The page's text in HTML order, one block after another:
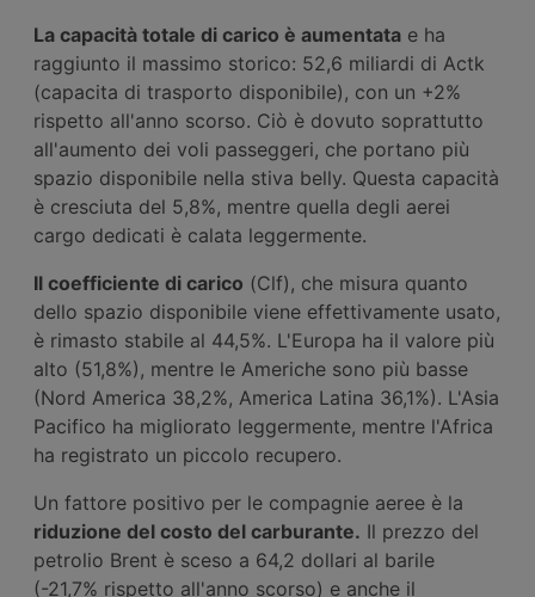
La capacità totale di carico è aumentata e ha
raggiunto il massimo storico: 52,6 miliardi di Actk
(capacita di trasporto disponibile), con un +2%
rispetto all'anno scorso. Ciò è dovuto soprattutto
all'aumento dei voli passeggeri, che portano più
spazio disponibile nella stiva belly. Questa capacità
è cresciuta del 5,8%, mentre quella degli aerei
cargo dedicati è calata leggermente.
Il coefficiente di carico (Clf), che misura quanto
dello spazio disponibile viene effettivamente usato,
è rimasto stabile al 44,5%. L'Europa ha il valore più
alto (51,8%), mentre le Americhe sono più basse
(Nord America 38,2%, America Latina 36,1%). L'Asia
Pacifico ha migliorato leggermente, mentre l'Africa
ha registrato un piccolo recupero.
Un fattore positivo per le compagnie aeree è la
riduzione del costo del carburante. Il prezzo del
petrolio Brent è sceso a 64,2 dollari al barile
(-21,7% rispetto all'anno scorso) e anche il